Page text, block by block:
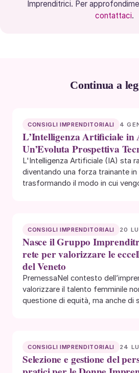
Imprenditrici. Per
contattaci.
Continua a
CONSIGLI IMPRENDITORIALI 4
L’Intelligenza Artificiale in
Un’Evoluta Prospettiva
L'Intelligenza Artificiale (IA) sta
diventando una forza trainante in
trasformando il modo in cui
CONSIGLI IMPRENDITORIALI 20
Nasce il Gruppo
rete per valorizzare le
del Veneto
PremessaNel contesto
valorizzare il talento femminile
questione di equità, ma anche di
CONSIGLI IMPRENDITORIALI 24
Selezione e gestione del